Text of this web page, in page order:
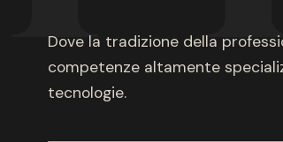
Dove la tradizione della
competenze altamente
tecnologie.